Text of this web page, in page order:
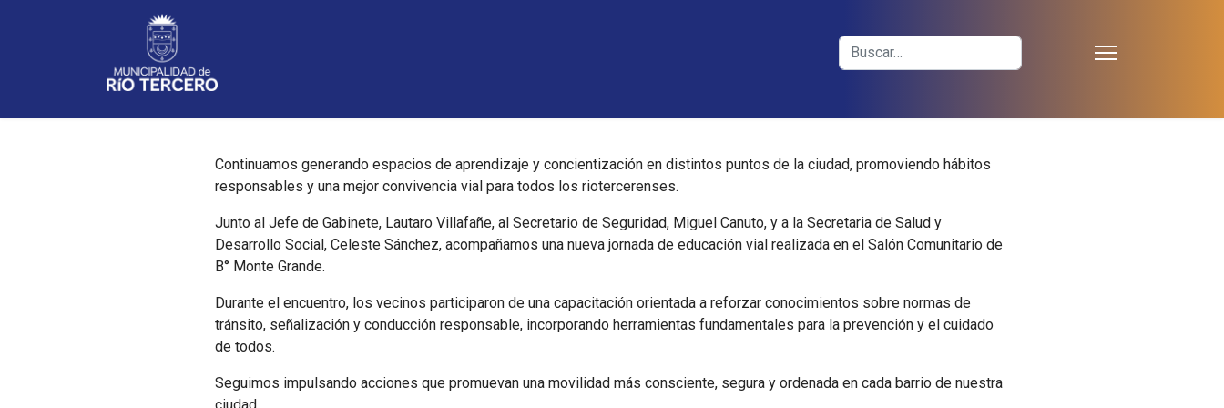
Buscar
Continuamos generando espacios de aprendizaje y concientización en distintos puntos de la ciudad, promoviendo hábitos
responsables y una mejor convivencia vial para todos los riotercerenses.
Junto al Jefe de Gabinete, Lautaro Villafañe, al Secretario de Seguridad, Miguel Canuto, y a la Secretaria de Salud y
Desarrollo Social, Celeste Sánchez, acompañamos una nueva jornada de educación vial realizada en el Salón Comunitario de
B° Monte Grande.
Durante el encuentro, los vecinos participaron de una capacitación orientada a reforzar conocimientos sobre normas de
tránsito, señalización y conducción responsable, incorporando herramientas fundamentales para la prevención y el cuidado
de todos.
Seguimos impulsando acciones que promuevan una movilidad más consciente, segura y ordenada en cada barrio de nuestra